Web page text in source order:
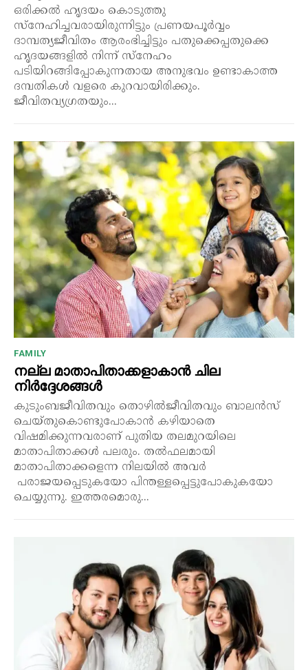
ഒരിക്കൽ ഹൃദയം കൊടുത്തു
സ്നേഹിച്ചവരായിരുന്നിട്ടും പ്രണയപൂർവ്വം
ദാമ്പത്യജീവിതം ആരംഭിച്ചിട്ടും പതുക്കെപ്പതുക്കെ
ഹൃദയങ്ങളിൽ നിന്ന് സ്നേഹം
പടിയിറങ്ങിപ്പോകുന്നതായ അനുഭവം ഉണ്ടാകാത്ത
ദമ്പതികൾ വളരെ കുറവായിരിക്കും.
ജീവിതവ്യഗ്രതയും...
FAMILY
നല്ല മാതാപിതാക്കളാകാൻ ചില
നിർദ്ദേശങ്ങൾ
കുടുംബജീവിതവും തൊഴിൽജീവിതവും ബാലൻസ്
ചെയ്തുകൊണ്ടുപോകാൻ കഴിയാതെ
വിഷമിക്കുന്നവരാണ് പുതിയ തലമുറയിലെ
മാതാപിതാക്കൾ പലരും. തൽഫലമായി
മാതാപിതാക്കളെന്ന നിലയിൽ അവർ
പരാജയപ്പെടുകയോ പിന്തള്ളപ്പെട്ടുപോകുകയോ
ചെയ്യുന്നു. ഇത്തരമൊരു...